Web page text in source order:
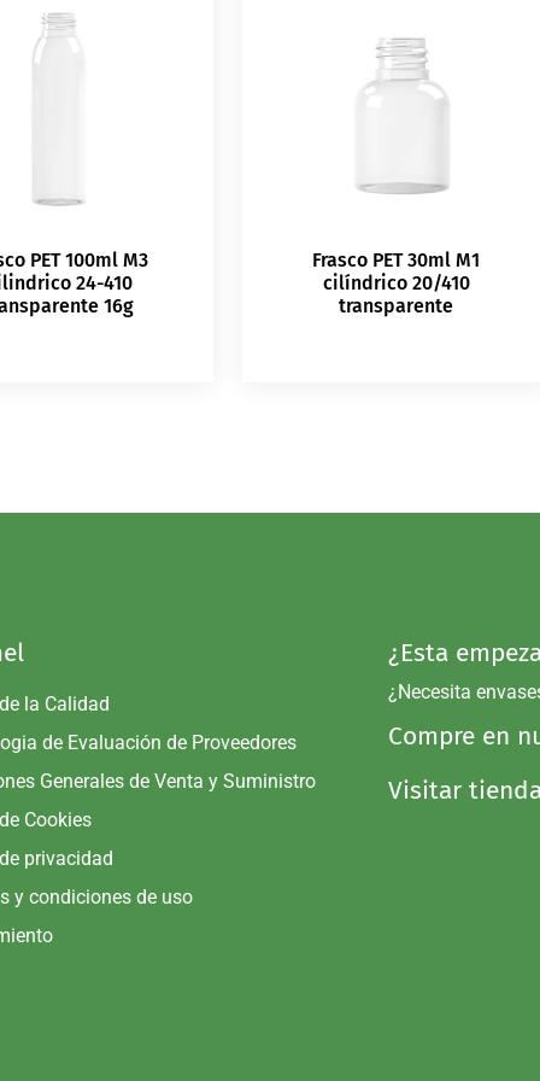
PET 100ml M3
24-410
16g
Frasco PET 30ml M1
cilíndrico 20/410
transparente
la Calidad
de Evaluación de Proveedores
Generales de Venta y Suministro
Cookies
privacidad
y condiciones de uso
¿Esta
¿Necesita
Compre en
Visitar